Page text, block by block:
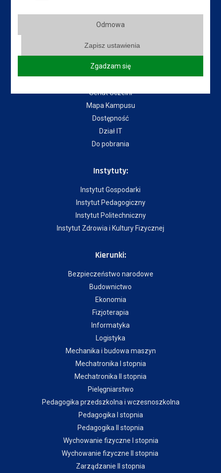
E-mail rekrutacja:rekrutacja@ansleszno.pl
Przydatne linki:
Aktualności
Senat Uczelni
Mapa Kampusu
Dostępność
Dział IT
Do pobrania
Instytuty:
Instytut Gospodarki
Instytut Pedagogiczny
Instytut Politechniczny
Instytut Zdrowia i Kultury Fizycznej
Kierunki:
Bezpieczeństwo narodowe
Budownictwo
Ekonomia
Fizjoterapia
Informatyka
Logistyka
Mechanika i budowa maszyn
Mechatronika I stopnia
Mechatronika II stopnia
Pielęgniarstwo
Pedagogika przedszkolna i wczesnoszkolna
Pedagogika I stopnia
Pedagogika II stopnia
Wychowanie fizyczne I stopnia
Wychowanie fizyczne II stopnia
Zarządzanie II stopnia
Odmowa
Zapisz ustawienia
Zgadzam się